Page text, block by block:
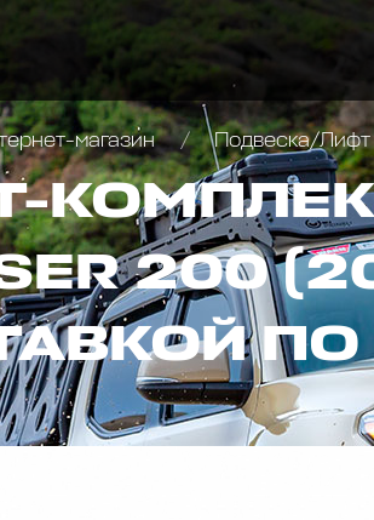
магазин Подвеска/Лифт
200